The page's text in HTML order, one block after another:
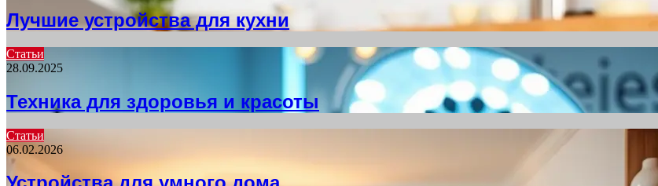
Лучшие устройства для кухни
Статьи
28.09.2025
Техника для здоровья и красоты
Статьи
06.02.2026